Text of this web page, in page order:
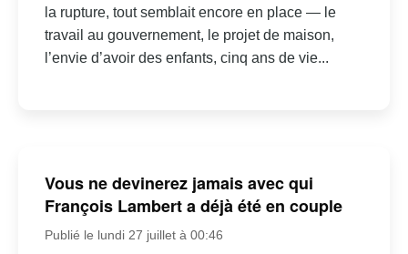
la rupture, tout semblait encore en place — le
travail au gouvernement, le projet de maison,
l’envie d’avoir des enfants, cinq ans de vie...
Vous ne devinerez jamais avec qui
François Lambert a déjà été en couple
Publié le lundi 27 juillet à 00:46